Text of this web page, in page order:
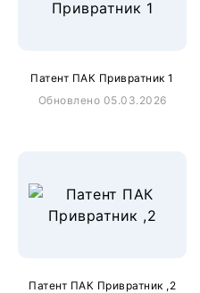
Патент ПАК Привратник 1
Обновлено 05.03.2026
Патент ПАК Привратник ,2